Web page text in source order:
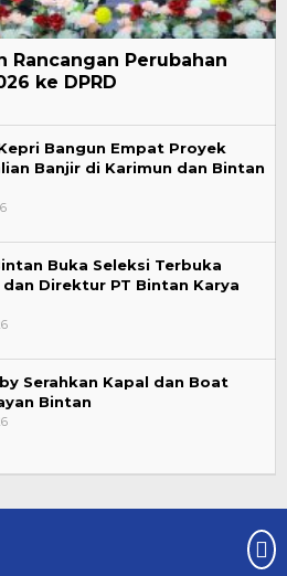
Rancangan Perubahan
ke DPRD
Bangun Empat Proyek
Banjir di Karimun dan Bintan
Buka Seleksi Terbuka
Direktur PT Bintan Karya
Serahkan Kapal dan Boat
Bintan